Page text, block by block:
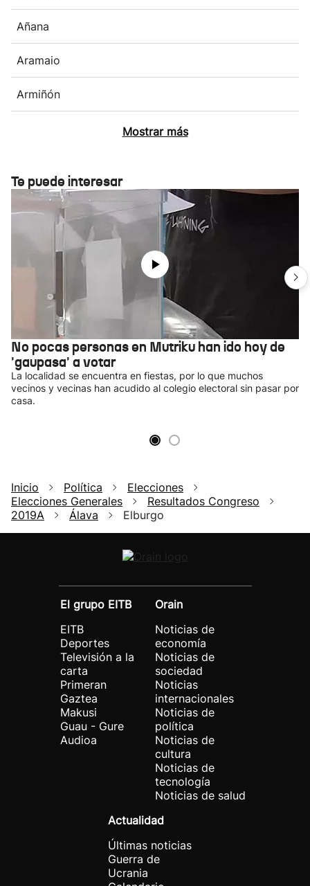
Añana
Aramaio
Armiñón
Mostrar más
Te puede interesar
No pocas personas en Mutriku han ido hoy de
'gaupasa' a votar
La localidad se encuentra en fiestas, por lo que muchos
vecinos y vecinas han acudido al colegio electoral sin pasar por
casa.
Inicio Política
Elecciones
Elecciones Generales
Resultados Congreso
2019A
Álava Elburgo
El grupo EITB
EITB
Deportes
Televisión a la
carta
Primeran
Gaztea
Makusi
Guau - Gure
Audioa
Orain
Noticias de
economía
Noticias de
sociedad
Noticias
internacionales
Noticias de
política
Noticias de
cultura
Noticias de
tecnología
Noticias de salud
Actualidad
Últimas noticias
Guerra de
Ucrania